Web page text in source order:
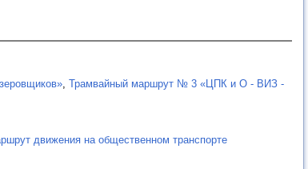
Трамвайный маршрут № 3 «ЦПК и О - ВИЗ -
движения на общественном транспорте